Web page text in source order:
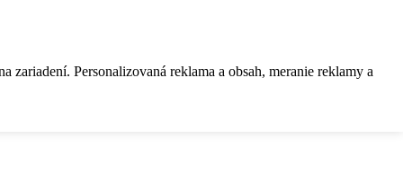
Personalizovaná reklama a obsah, meranie reklamy a